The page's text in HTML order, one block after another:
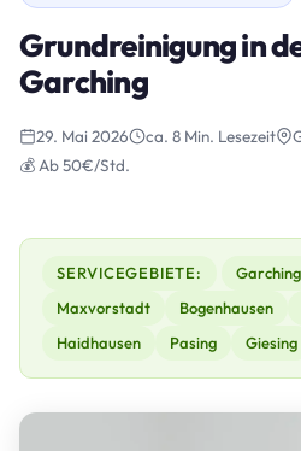
Grundreinigung in
Garching
29. Mai 2026 ca. 8 Min. Lesezeit
💰 Ab 50€/Std.
SERVICEGEBIETE: Garching
Maxvorstadt
Bogenhausen
Haidhausen
Pasing Giesing